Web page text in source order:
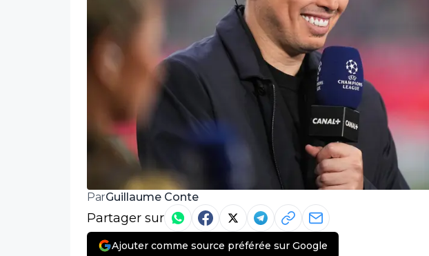
ParGuillaume Conte
Partager sur
Ajouter comme source préférée sur Google